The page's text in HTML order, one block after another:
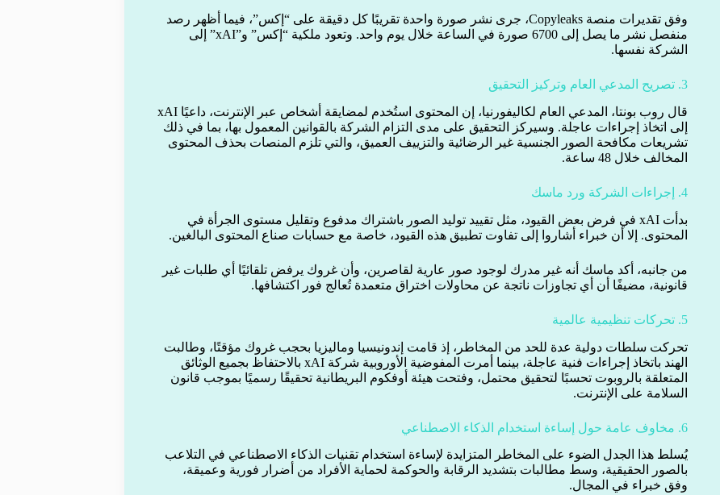
وفق تقديرات منصة Copyleaks، جرى نشر صورة واحدة تقريبًا كل دقيقة على “إكس”، فيما أظهر رصد
منفصل نشر ما يصل إلى 6700 صورة في الساعة خلال يوم واحد. وتعود ملكية “إكس” و”xAI” إلى
الشركة نفسها.
3. تصريح المدعي العام وتركيز التحقيق
قال روب بونتا، المدعي العام لكاليفورنيا، إن المحتوى استُخدم لمضايقة أشخاص عبر الإنترنت، داعيًا xAI
إلى اتخاذ إجراءات عاجلة. وسيركز التحقيق على مدى التزام الشركة بالقوانين المعمول بها، بما في ذلك
تشريعات مكافحة الصور الجنسية غير الرضائية والتزييف العميق، والتي تلزم المنصات بحذف المحتوى
المخالف خلال 48 ساعة.
4. إجراءات الشركة ورد ماسك
بدأت xAI في فرض بعض القيود، مثل تقييد توليد الصور باشتراك مدفوع وتقليل مستوى الجرأة في
المحتوى. إلا أن خبراء أشاروا إلى تفاوت تطبيق هذه القيود، خاصة مع حسابات صناع المحتوى البالغين.
من جانبه، أكد ماسك أنه غير مدرك لوجود صور عارية لقاصرين، وأن غروك يرفض تلقائيًا أي طلبات غير
قانونية، مضيفًا أن أي تجاوزات ناتجة عن محاولات اختراق متعمدة تُعالج فور اكتشافها.
5. تحركات تنظيمية عالمية
تحركت سلطات دولية عدة للحد من المخاطر، إذ قامت إندونيسيا وماليزيا بحجب غروك مؤقتًا، وطالبت
الهند باتخاذ إجراءات فنية عاجلة، بينما أمرت المفوضية الأوروبية شركة xAI بالاحتفاظ بجميع الوثائق
المتعلقة بالروبوت تحسبًا لتحقيق محتمل، وفتحت هيئة أوفكوم البريطانية تحقيقًا رسميًا بموجب قانون
السلامة على الإنترنت.
6. مخاوف عامة حول إساءة استخدام الذكاء الاصطناعي
يُسلط هذا الجدل الضوء على المخاطر المتزايدة لإساءة استخدام تقنيات الذكاء الاصطناعي في التلاعب
بالصور الحقيقية، وسط مطالبات بتشديد الرقابة والحوكمة لحماية الأفراد من أضرار فورية وعميقة،
وفق خبراء في المجال.